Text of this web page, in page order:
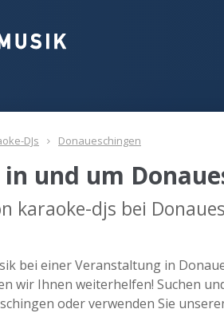
DJs Donaueschingen
in und um
karaoke-djs bei
bei einer Veranstaltung in
wir Ihnen weiterhelfen! Suchen
oder verwenden Sie